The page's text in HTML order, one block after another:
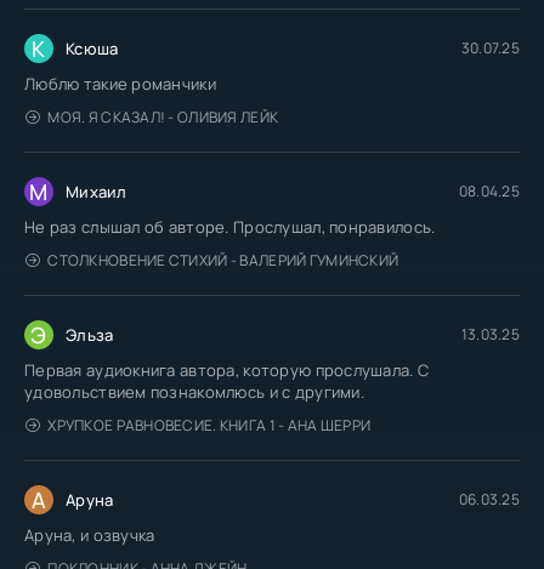
К Ксюша 30.07.25
Люблю такие романчики
МОЯ. Я СКАЗАЛ! - ОЛИВИЯ ЛЕЙК
М Михаил 08.04.25
Не раз слышал об авторе. Прослушал, понравилось.
СТОЛКНОВЕНИЕ СТИХИЙ - ВАЛЕРИЙ ГУМИНСКИЙ
Э Эльза 13.03.25
Первая аудиокнига автора, которую прослушала. С
удовольствием познакомлюсь и с другими.
ХРУПКОЕ РАВНОВЕСИЕ. КНИГА 1 - АНА ШЕРРИ
А Аруна 06.03.25
Аруна, и озвучка